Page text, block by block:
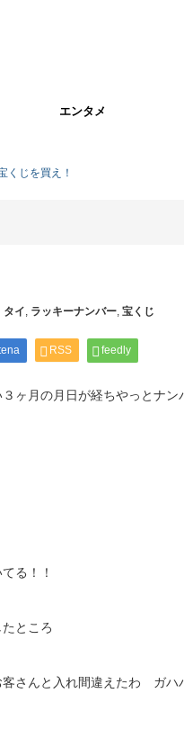
エンタメ
くじを買え！
タイ, ラッキーナンバー, 宝くじ
RSS feedly
ヶ月の月日が経ちやっとナン
る！！
ところ
さんと入れ間違えたわ ガハ